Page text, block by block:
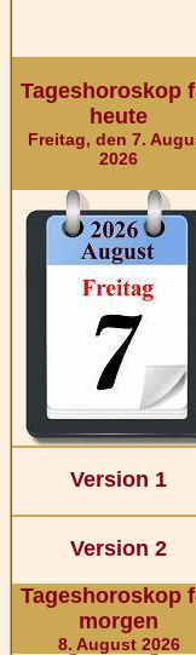
Tageshoroskop
heute
Freitag, den 7.
2026
Version 1
Version 2
Tageshoroskop
morgen
8. August 2026